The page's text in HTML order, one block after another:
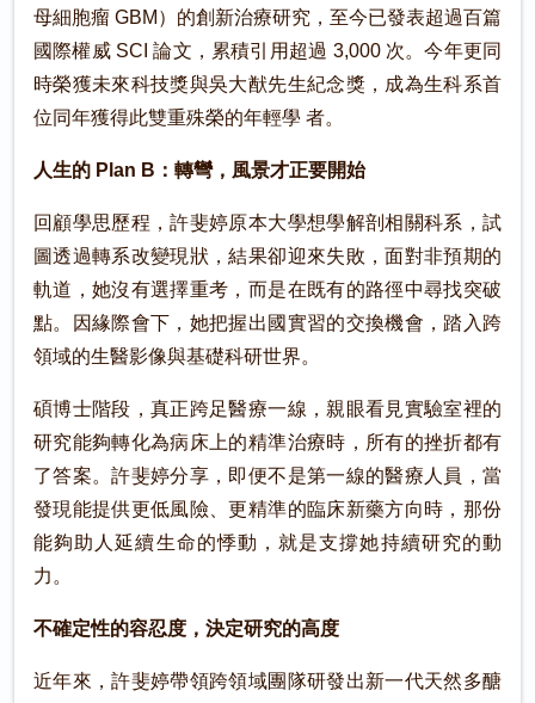
母細胞瘤 GBM）的創新治療研究，至今已發表超過百篇
國際權威 SCI 論文，累積引用超過 3,000 次。今年更同
時榮獲未來科技獎與吳大猷先生紀念獎，成為生科系首
位同年獲得此雙重殊榮的年輕學 者。
人生的 Plan B：轉彎，風景才正要開始
回顧學思歷程，許斐婷原本大學想學解剖相關科系，試
圖透過轉系改變現狀，結果卻迎來失敗，面對非預期的
軌道，她沒有選擇重考，而是在既有的路徑中尋找突破
點。因緣際會下，她把握出國實習的交換機會，踏入跨
領域的生醫影像與基礎科研世界。
碩博士階段，真正跨足醫療一線，親眼看見實驗室裡的
研究能夠轉化為病床上的精準治療時，所有的挫折都有
了答案。許斐婷分享，即便不是第一線的醫療人員，當
發現能提供更低風險、更精準的臨床新藥方向時，那份
能夠助人延續生命的悸動，就是支撐她持續研究的動
力。
不確定性的容忍度，決定研究的高度
近年來，許斐婷帶領跨領域團隊研發出新一代天然多醣